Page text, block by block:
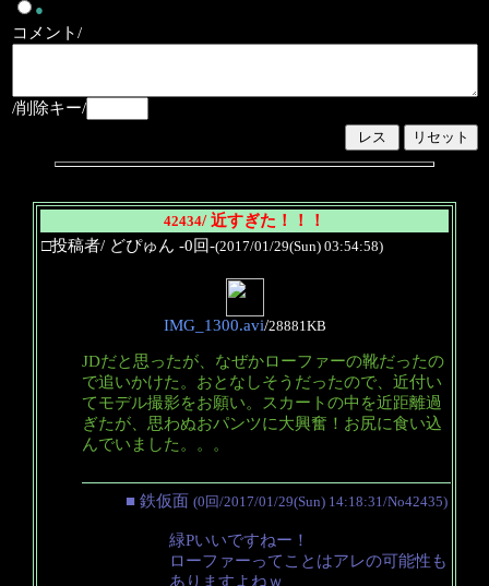
●
コメント/
/削除キー/
42434/ 近すぎた！！！
□投稿者/ どぴゅん -0回-(2017/01/29(Sun) 03:54:58)
IMG_1300.avi/28881KB
JDだと思ったが、なぜかローファーの靴だったの
で追いかけた。おとなしそうだったので、近付い
てモデル撮影をお願い。スカートの中を近距離過
ぎたが、思わぬおパンツに大興奮！お尻に食い込
んでいました。。。
■ 鉄仮面 (0回/2017/01/29(Sun) 14:18:31/No42435)
緑Pいいですねー！
ローファーってことはアレの可能性も
ありますよねｗ